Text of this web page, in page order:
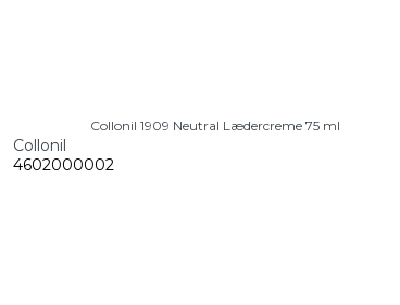
Collonil 1909 Neutral Lædercreme 75 ml
Collonil
4602000002